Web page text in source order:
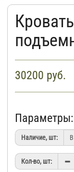
КОНТАКТЫ
30200 руб.
Параметры:
Наличие, шт:
Кол-во, шт: